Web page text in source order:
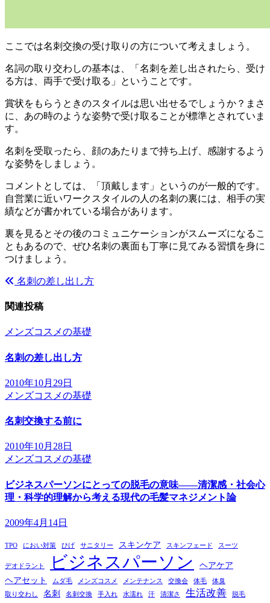
ここでは名刺交換の受け取りの方について考えましょう。
名詞の取り交わしの基本は、「名刺を差し出されたら、受け
る方は、両手で受け取る」ということです。
賞状をもらうときのスタイルは思い出せるでしょうか？まさ
に、あの時のような姿勢で受け取ることが標準とされていま
す。
名刺を受取ったら、顔のあたりまで持ち上げ、感謝するよう
な姿勢をしましょう。
コメントとしては、「頂戴します」というのが一般的です。
自営業に近いワークスタイルの人の名刺の裏には、相手の実
績などが書かれている場合があります。
裏を見るとその後のコミュニケーションがスムーズになるこ
ともあるので、ぜひ名刺の裏面も丁寧に見てみる習慣を身に
つけましょう。
投
稿
ゲ
ー
シ
ョ
名刺の差し出し方
関連投稿
メンズコスメの基礎
名刺の差し出し方
2010年10月29日
メンズコスメの基礎
名刺交換する前に
2010年10月28日
メンズコスメの基礎
ビジネスパーソンにとっての脱毛の意味――清潔感・社会心
理・科学的理解から考える現代の毛髪マネジメント論
2009年4月14日
TPO におい対策 ひげ サニタリー スキンケア スキンフェード スーツ
デオドラント ビジネスパーソン
ヘアケア
ヘアセット
ムダ毛 メンズコスメ メンテナンス 交換会 体毛
体臭
取り交わし
名刺 名刺交換 手入れ 水濡れ 汗 清潔さ 生活改善 脱毛